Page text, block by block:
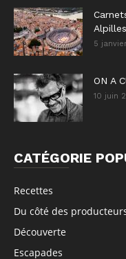
Alpilles
5
ON A
10 juin
CATÉGORIE
Recettes
Du côté des
Découverte
Escapades